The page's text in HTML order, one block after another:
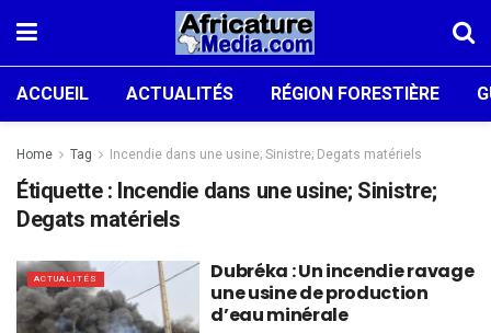
ACCUEIL ACTUALITÉS RÉGION FORESTIÈRE
Home Tag Incendie dans une usine; Sinistre; Degats matériels
Étiquette : Incendie dans une usine; Sinistre;
Degats matériels
ACTUALITÉS
Dubréka : Un incendie ravage
une usine de production
d’eau minérale